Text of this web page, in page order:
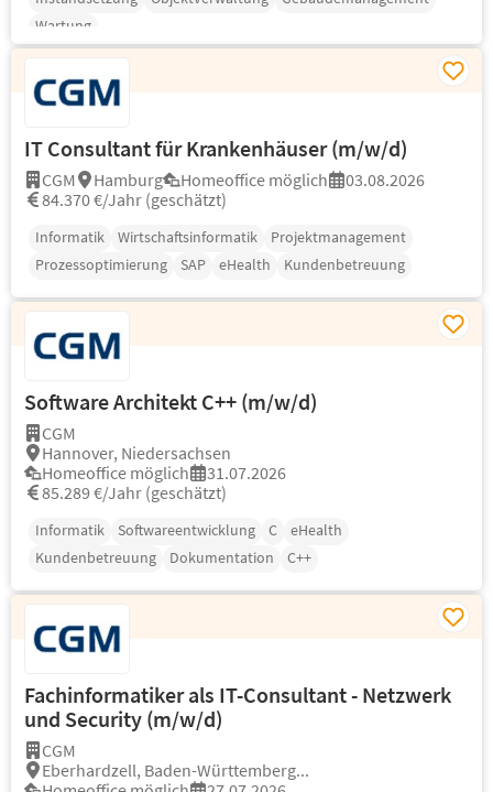
Wartung
IT Consultant für Krankenhäuser (m/w/d)
CGM Hamburg Homeoffice möglich
03.08.2026
84.370 €/Jahr (geschätzt)
Informatik Wirtschaftsinformatik
Projektmanagement
Prozessoptimierung
SAP eHealth Kundenbetreuung
Software Architekt C++ (m/w/d)
CGM
Hannover, Niedersachsen
Homeoffice möglich
31.07.2026
85.289 €/Jahr (geschätzt)
Informatik Softwareentwicklung C
eHealth
Kundenbetreuung
Dokumentation C++
Fachinformatiker als IT-Consultant - Netzwerk
und Security (m/w/d)
CGM
Eberhardzell, Baden-Württemberg...